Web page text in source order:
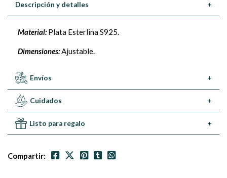
Descripción y detalles +
Material:Plata Esterlina S925.
Dimensiones:Ajustable.
Envíos +
Cuidados +
Listo para regalo +
Compartir: